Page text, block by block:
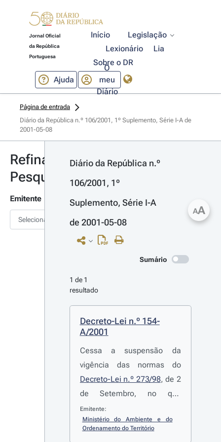
Jornal Oficial
da República
Portuguesa
Início
Legislação
Lexionário
Lia
Sobre o DR
Ajuda
O
meu
Diário
Página de entrada
Diário da República n.º 106/2001, 1º Suplemento, Série I-A de
2001-05-08
Refinar
Pesquisa
Emitente
Selecionar
Diário da República n.º
106/2001, 1º
Suplemento, Série I-A
de 2001-05-08
Sumário
1 de 1
resultado
Decreto-Lei n.º 154-
A/2001
Cessa a suspensão da
vigência das normas do
Decreto-Lei n.º 273/98, de 2
de Setembro, no que
respeita às operações de
co-incineração de resíduos
Emitente:
Ministério do Ambiente e do
Ordenamento do Território
AA